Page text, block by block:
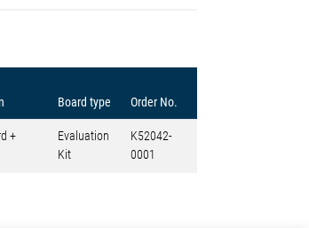
Board type Order No.
+
Evaluation
Kit
K52042-
0001